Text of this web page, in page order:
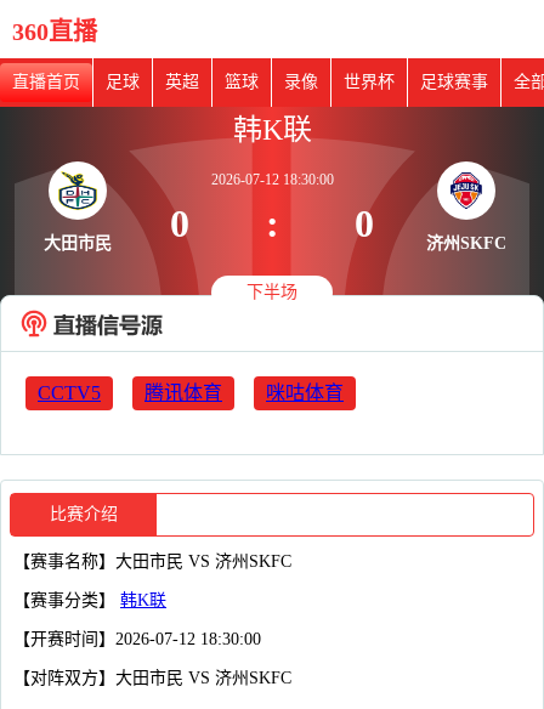
360直播
直播首页 足球 英超 篮球 录像 世界杯 足球赛事 全
大田市民
韩K联
2026-07-12 18:30:00
0 : 0
下半场
济州SKFC
CCTV5 腾讯体育 咪咕体育
比赛介绍
【赛事名称】大田市民 VS 济州SKFC
【赛事分类】 韩K联
【开赛时间】2026-07-12 18:30:00
【对阵双方】大田市民 VS 济州SKFC